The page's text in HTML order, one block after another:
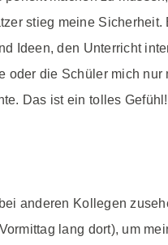
stieg meine Sicherheit.
Ideen, den Unterricht
oder die Schüler mich nur
Das ist ein tolles Gefühl!
anderen Kollegen
lang dort), um